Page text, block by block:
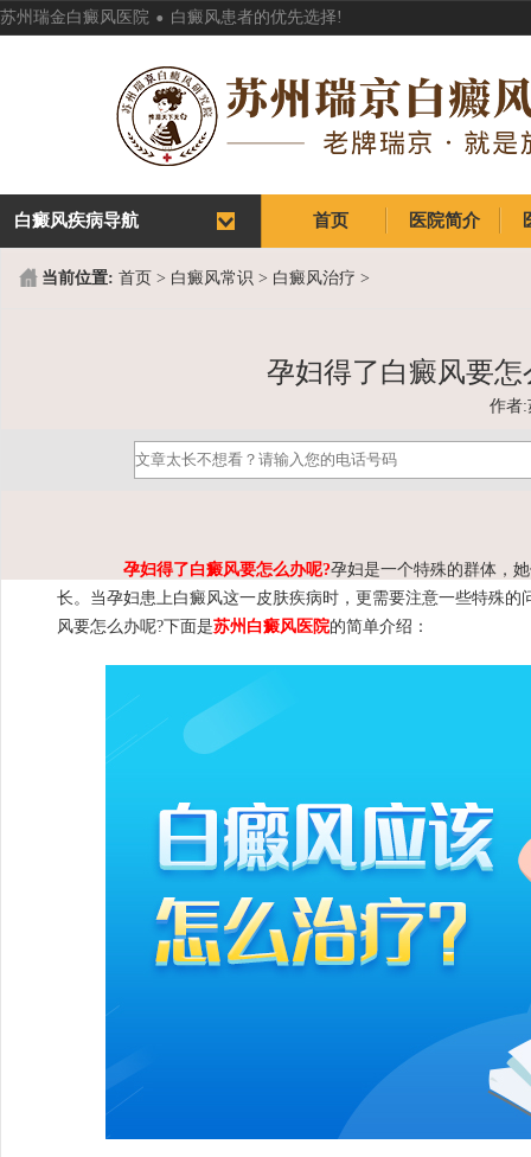
苏州瑞金白癜风医院 . 白癜风患者的优先选择!
首页
首页
医院简介
白癜风疾病导航
当前位置: 首页 > 白癜风常识 > 白癜风治疗 >
孕妇得了白癜风要怎
作者:
孕妇得了白癜风要怎么办呢?孕妇是一个特殊的群体，
长。当孕妇患上白癜风这一皮肤疾病时，更需要注意一些特殊的
风要怎么办呢?下面是苏州白癜风医院的简单介绍：